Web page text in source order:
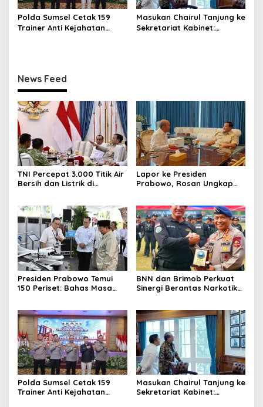
Polda Sumsel Cetak 159
Trainer Anti Kejahatan
Masukan Chairul Tanjung ke
Sekretariat Kabinet:
News Feed
TNI Percepat 3.000 Titik Air
Bersih dan Listrik di
Lapor ke Presiden
Prabowo, Rosan Ungkap
Merdeka
Presiden Prabowo Temui
150 Periset: Bahas Masa
BNN dan Brimob Perkuat
Sinergi Berantas Narkotika
Polda Sumsel Cetak 159
Trainer Anti Kejahatan
Masukan Chairul Tanjung ke
Sekretariat Kabinet: